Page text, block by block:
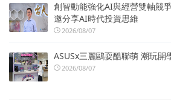
創智動能強化AI與經營雙軸競
邀分享AI時代投資思維
2026/08/07
ASUSx三麗鷗耍酷聯萌 潮玩開
2026/08/07